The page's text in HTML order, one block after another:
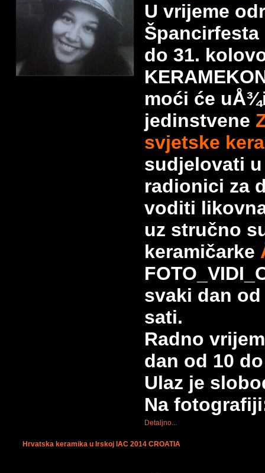
U vrijeme
do 31.
moći će
jedinstvene
svjetske
sudjelovati
radionici za
voditi
uz stručno
keramičarke
svaki dan od
sati.
Radno
dan od 10
Ulaz je
Na
Detaljno...
Hrvatska keramika u Irskoj IAC 2014 CROATIA